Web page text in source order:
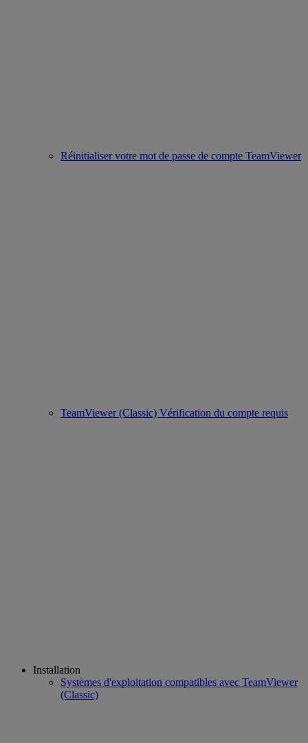
Réinitialiser votre mot de passe de compte TeamViewer
TeamViewer (Classic) Vérification du compte requis
Installation
Systèmes d'exploitation compatibles avec TeamViewer
(Classic)